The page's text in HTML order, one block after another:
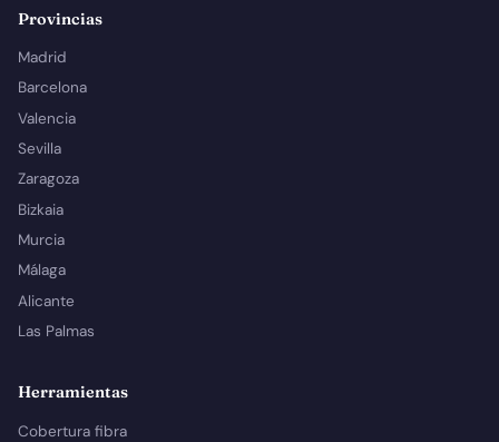
Provincias
Madrid
Barcelona
Valencia
Sevilla
Zaragoza
Bizkaia
Murcia
Málaga
Alicante
Las Palmas
Herramientas
Cobertura fibra